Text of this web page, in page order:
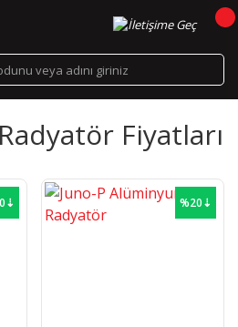
Fiyatları
%20⇣